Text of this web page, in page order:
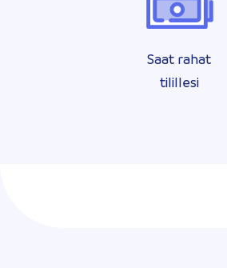
Saat rahat
tilillesi